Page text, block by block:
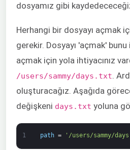
dosyamız gibi
Herhangi bir dosyayı açmak
gerekir. Dosyayı 'açmak'
açmak için yola ihtiyacınız
/users/sammy/days.txt.
oluşturacağız. Aşağıda
değişkeni days.txt yoluna
1 path = '/users/sammy/